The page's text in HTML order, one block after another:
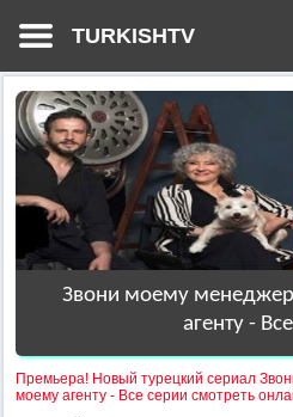
TURKISHTV
Звони моему
агенту -
Премьера! Новый турецкий сериал
моему агенту - Все серии смотреть